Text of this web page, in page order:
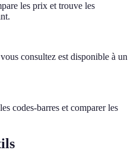
les prix et trouve les
consultez est disponible à un
codes-barres et comparer les